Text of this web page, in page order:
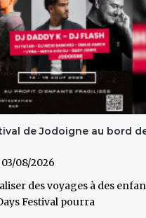
de Jodoigne au bord
03/08/2026
des voyages à des
Festival pourra